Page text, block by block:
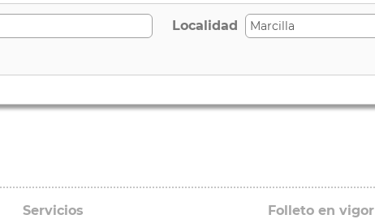
Localidad
Servicios Folleto en vigor